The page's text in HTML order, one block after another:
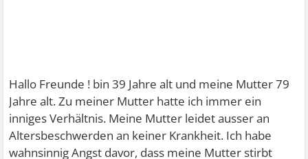
Hallo Freunde ! bin 39 Jahre alt und meine Mutter 79
Jahre alt. Zu meiner Mutter hatte ich immer ein
inniges Verhältnis. Meine Mutter leidet ausser an
Altersbeschwerden an keiner Krankheit. Ich habe
wahnsinnig Angst davor, dass meine Mutter stirbt